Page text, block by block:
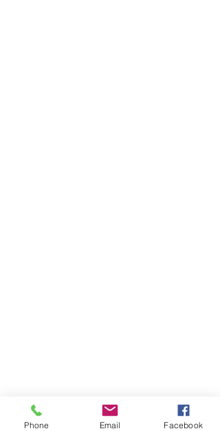
Phone Email Facebook